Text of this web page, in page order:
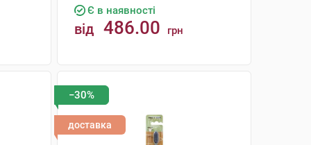
Є в наявності
від 486.00 грн
−30%
доставка